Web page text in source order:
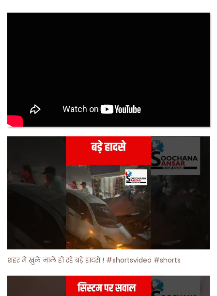
शहर में खुले नाले हो रहे बड़े हादसे ! #shortsvideo #shorts